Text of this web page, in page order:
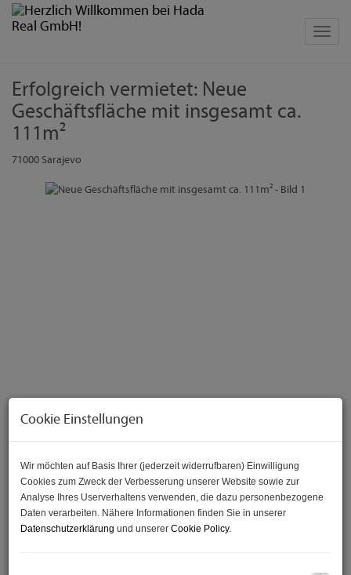
Erfolgreich vermietet: Neue
Geschäftsfläche mit insgesamt ca.
111m²
71000 Sarajevo
Cookie Einstellungen
Wir möchten auf Basis Ihrer (jederzeit widerrufbaren) Einwilligung
Cookies zum Zweck der Verbesserung unserer Website sowie zur
Analyse Ihres Userverhaltens verwenden, die dazu personenbezogene
Daten verarbeiten. Nähere Informationen finden Sie in unserer
Datenschutzerklärung und unserer Cookie Policy.